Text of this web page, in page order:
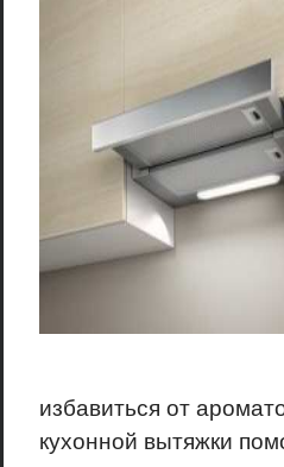
избавиться от
кухонной вытяжки